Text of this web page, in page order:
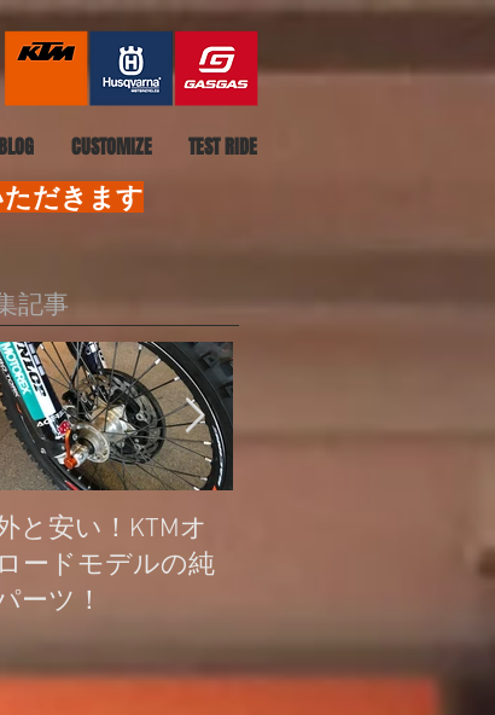
CUSTOMIZE TEST RIDE
だきます
記事
と安い！KTMオ
ードモデルの純
ーツ！